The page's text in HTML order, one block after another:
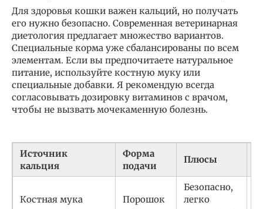
Для здоровья кошки важен кальций, но получать
его нужно безопасно. Современная ветеринарная
диетология предлагает множество вариантов.
Специальные корма уже сбалансированы по всем
элементам. Если вы предпочитаете натуральное
питание, используйте костную муку или
специальные добавки. Я рекомендую всегда
согласовывать дозировку витаминов с врачом,
чтобы не вызвать мочекаменную болезнь.
Источник
кальция
Форма
подачи
Плюсы
Костная мука Порошок
Безопасно,
легко